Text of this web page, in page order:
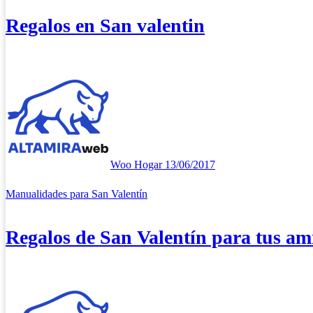
Regalos en San valentin
Woo Hogar 13/06/2017
Manualidades para San Valentín
Regalos de San Valentín para tus